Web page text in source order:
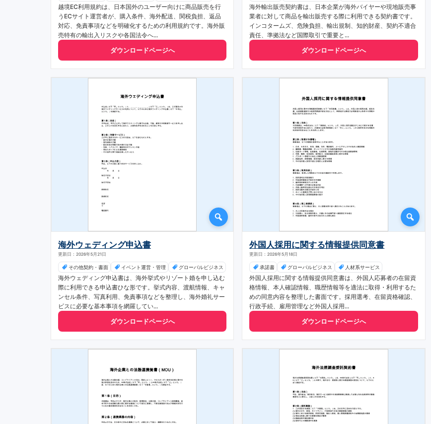
越境EC利用規約は、日本国外のユーザー向けに商品販売を行
うECサイト運営者が、購入条件、海外配送、関税負担、返品
対応、免責事項などを明確化するための利用規約です。海外販
売特有の輸出入リスクや各国法令へ...
ダウンロードページへ
海外輸出販売契約書は、日本企業が海外バイヤーや現地販売事
業者に対して商品を輸出販売する際に利用できる契約書です。
インコタームズ、危険負担、輸出規制、知的財産、契約不適合
責任、準拠法など国際取引で重要と...
ダウンロードページへ
海外ウェディング申込書
更新日：2026年5月21日
その他契約・書面 イベント運営・管理 グローバルビジネス
海外ウェディング申込書は、海外挙式やリゾート婚を申し込む
際に利用できる申込書ひな形です。挙式内容、渡航情報、キャ
ンセル条件、写真利用、免責事項などを整理し、海外婚礼サー
ビスに必要な基本事項を網羅してい...
ダウンロードページへ
外国人採用に関する情報提供同意書
更新日：2026年5月18日
承諾書 グローバルビジネス 人材系サービス
外国人採用に関する情報提供同意書は、外国人応募者の在留資
格情報、本人確認情報、職歴情報等を適法に取得・利用するた
めの同意内容を整理した書面です。採用選考、在留資格確認、
行政手続、雇用管理など外国人採用...
ダウンロードページへ